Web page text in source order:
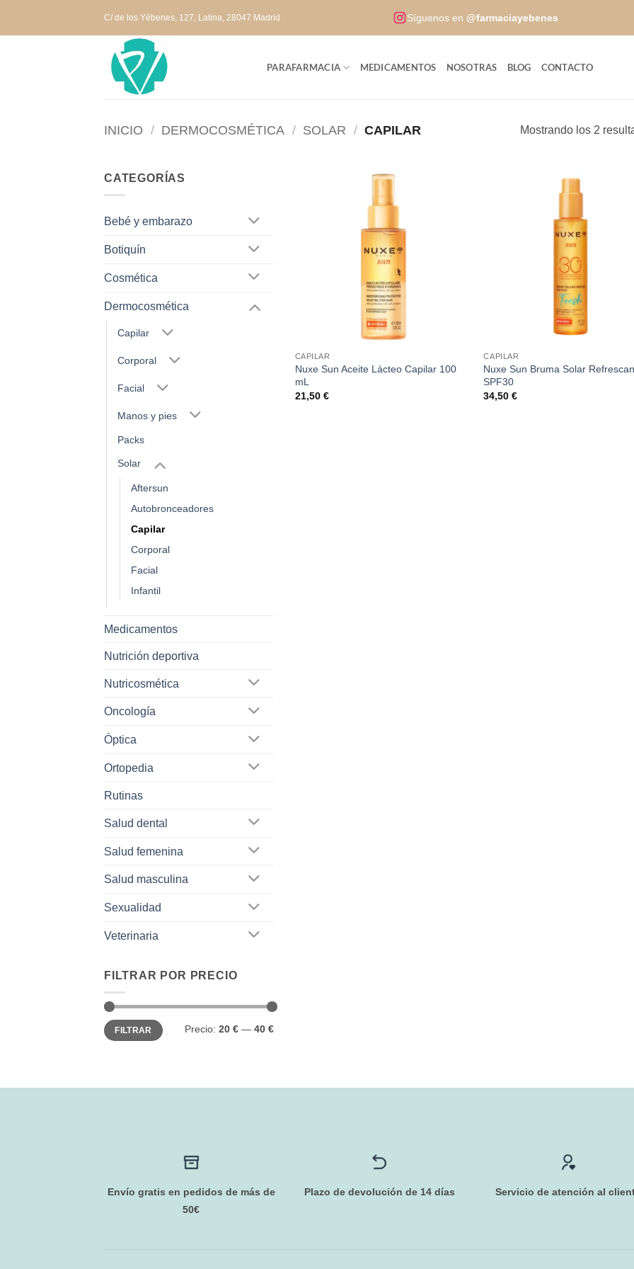
C/ de los Yébenes, 127, Latina, 28047 Madrid Síguenos en @farmaciayebenes
PARAFARMACIA MEDICAMENTOS NOSOTRAS BLOG CONTACTO
INICIO / DERMOCOSMÉTICA / SOLAR / CAPILAR Mostrando los 2
CATEGORÍAS
Bebé y embarazo
Botiquín
Cosmética
Dermocosmética
Capilar
Corporal
Facial
Manos y pies
Packs
Solar
Aftersun
Autobronceadores
Capilar
Corporal
Facial
Infantil
Medicamentos
Nutrición deportiva
Nutricosmética
Oncología
Óptica
Ortopedia
Rutinas
Salud dental
Salud femenina
Salud masculina
Sexualidad
Veterinaria
FILTRAR POR PRECIO
Precio
mínimo
Precio
máximo
FILTRAR Precio: 20 € — 40 €
CAPILAR
Nuxe Sun Aceite Lácteo Capilar 100
mL
21,50 €
CAPILAR
Nuxe Sun Bruma Solar
SPF30
34,50€
Envío gratis en pedidos de más de
50€
Plazo de devolución de 14 días Servicio de atención al